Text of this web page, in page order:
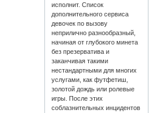
исполнит. Список
дополнительного сервиса
девочек по вызову
неприлично разнообразный,
начиная от глубокого минета
без презерватива и
заканчивая такими
нестандартными для многих
услугами, как футфетиш,
золотой дождь или ролевые
игры. После этих
соблазнительных инцидентов